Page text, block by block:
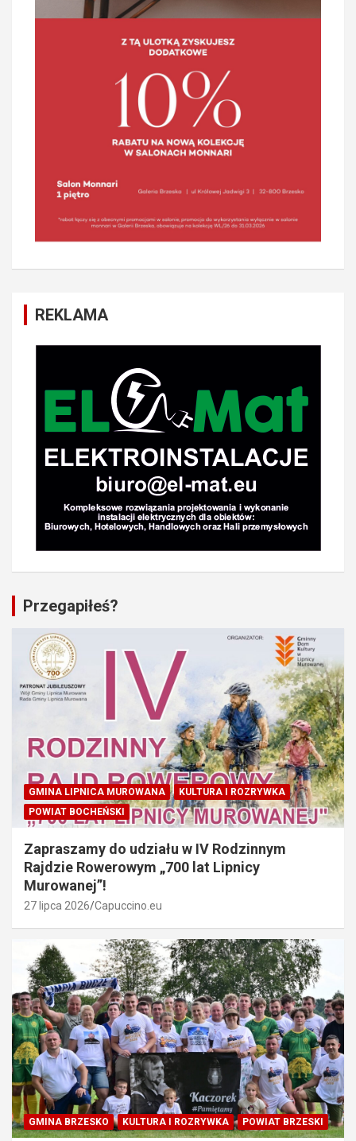
REKLAMA
Przegapiłeś?
GMINA LIPNICA MUROWANA
KULTURA I ROZRYWKA
POWIAT BOCHEŃSKI
Zapraszamy do udziału w IV Rodzinnym
Rajdzie Rowerowym „700 lat Lipnicy
Murowanej”!
27 lipca 2026 Capuccino.eu
GMINA BRZESKO KULTURA I ROZRYWKA POWIAT BRZESKI